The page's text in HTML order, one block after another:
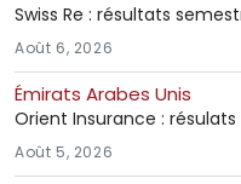
Swiss Re : résultats
Août 6, 2026
Émirats Arabes Unis
Orient Insurance :
Août 5, 2026